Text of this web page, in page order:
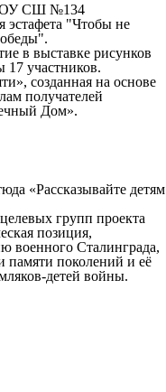
СШ №134
эстафета "Чтобы не
в выставке рисунков
17 участников.
созданная на основе
получателей
Дом».
«Рассказывайте детям
групп проекта
позиция,
военного Сталинграда,
памяти поколений и её
детей войны.